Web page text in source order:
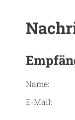
Name:
E-Mail: